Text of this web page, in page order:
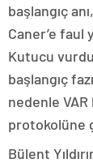
başlangıç
Caner’e
Kutucu
başlangıç
nedenle
protokolüne
Bülent